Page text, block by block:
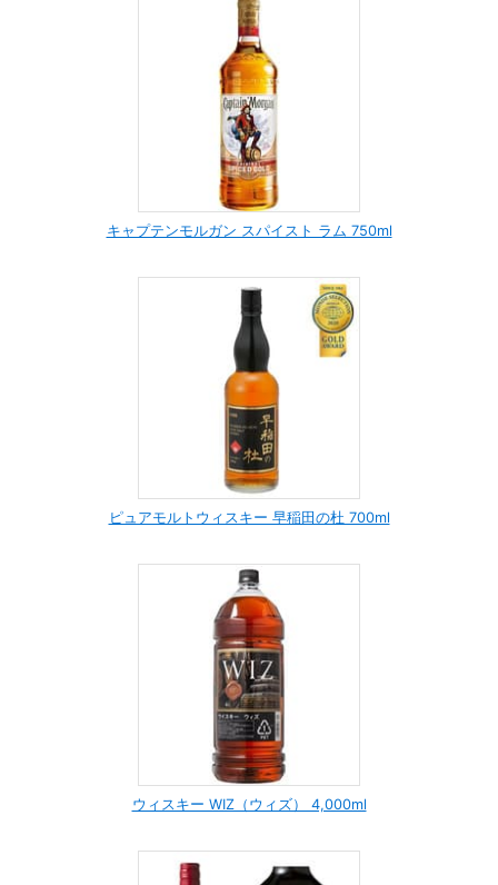
キャプテンモルガン スパイスト ラム 750ml
ピュアモルトウィスキー 早稲田の杜 700ml
ウィスキー WIZ（ウィズ） 4,000ml